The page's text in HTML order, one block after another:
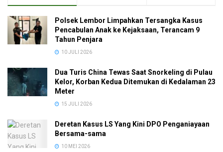
Polsek Lembor Limpahkan Tersangka Kasus
Pencabulan Anak ke Kejaksaan, Terancam 9
Tahun Penjara
10 JULI 2026
Dua Turis China Tewas Saat Snorkeling di Pulau
Kelor, Korban Kedua Ditemukan di Kedalaman 23
Meter
15 JULI 2026
Deretan Kasus LS Yang Kini DPO Penganiayaan
Bersama-sama
10 MEI 2026